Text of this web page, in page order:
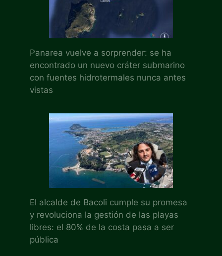
Panarea vuelve a sorprender: se ha
encontrado un nuevo cráter submarino
con fuentes hidrotermales nunca antes
vistas
El alcalde de Bacoli cumple su promesa
y revoluciona la gestión de las playas
libres: el 80% de la costa pasa a ser
pública